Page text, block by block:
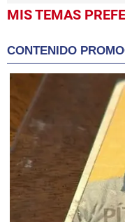
MIS TEMAS
CONTENIDO